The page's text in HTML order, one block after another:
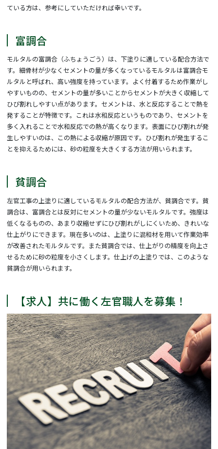
ている方は、参考にしていただければ幸いです。
富調合
モルタルの富調合（ふちょうごう）は、下塗りに適している配合方法で
す。細骨材が少なくセメントの量が多くなっているモルタルは富調合モ
ルタルと呼ばれ、高い強度を持っています。よく付着するため作業がし
やすいものの、セメントの量が多いことからセメントが大きく収縮して
ひび割れしやすい点があります。セメントは、水と反応することで熱を
発することが特徴です。これは水和反応というものであり、セメントを
多く入れることで水和反応での熱が高くなります。表面にひび割れが発
生しやすいのは、この熱による収縮が原因です。ひび割れが発生するこ
とを抑えるためには、砂の粒度を大きくする方法が用いられます。
貧調合
左官工事の上塗りに適しているモルタルの配合方法が、貧調合です。貧
調合は、富調合とは反対にセメントの量が少ないモルタルです。強度は
低くなるものの、あまり収縮せずにひび割れがしにくいため、きれいな
仕上がりにできます。現在多いのは、上塗りに混和材を用いて作業効率
が改善されたモルタルです。また貧調合では、仕上がりの精度を向上さ
せるために砂の粒度を小さくします。仕上げの上塗りでは、このような
貧調合が用いられます。
【求人】共に働く左官職人を募集！